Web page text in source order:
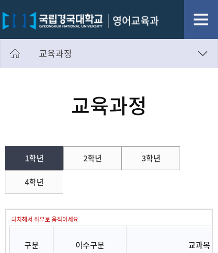
교육과정
교육과정
1학년 2학년 3학년
4학년
터치해서 좌우로 움직이세요
구분 이수구분 교과목